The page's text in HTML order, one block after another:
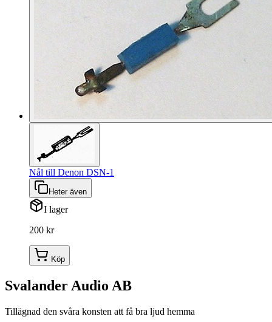
Nål till Denon DSN-1
Heter även
I lager
200 kr
Köp
Svalander Audio AB
Tillägnad den svåra konsten att få bra ljud hemma